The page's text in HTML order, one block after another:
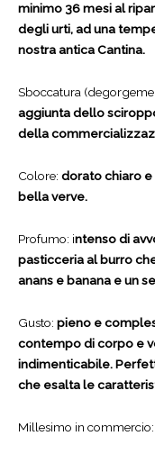
minimo 36 mesi al
degli urti, ad una
nostra antica Cantina.
Sboccatura
aggiunta dello
della
Colore: dorato chiaro
bella verve.
Profumo: intenso di
pasticceria al burro
anans e banana e un
Gusto: pieno e
contempo di corpo e
indimenticabile.
che esalta le
Millesimo in commercio: